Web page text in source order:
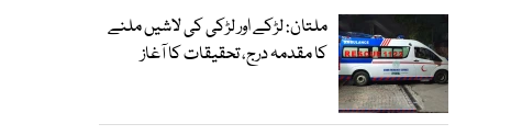
ملتان: لڑکے اور لڑکی کی لاشیں ملنے
کا مقدمہ درج، تحقیقات کا آغاز